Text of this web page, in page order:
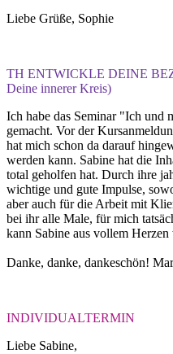
Liebe Grüße, Sophie
TH ENTWICKLE DEINE
Deine innerer Kreis)
Ich habe das Seminar "Ich und
gemacht. Vor der
hat mich schon da darauf
werden kann. Sabine hat die
total geholfen hat. Durch ihre
wichtige und gute Impulse,
aber auch für die Arbeit mit
bei ihr alle Male, für mich
kann Sabine aus vollem
Danke, danke, dankeschön!
INDIVIDUALTERMIN
Liebe Sabine,